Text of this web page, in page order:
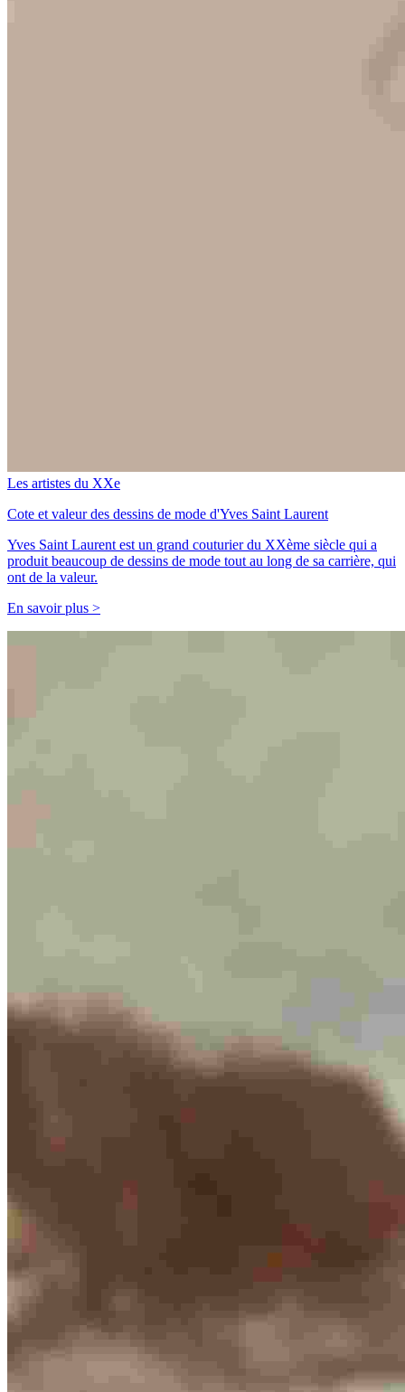
Les artistes du XXe
Cote et valeur des dessins de mode d'Yves Saint Laurent
Yves Saint Laurent est un grand couturier du XXème siècle qui a
produit beaucoup de dessins de mode tout au long de sa carrière, qui
ont de la valeur.
En savoir plus >